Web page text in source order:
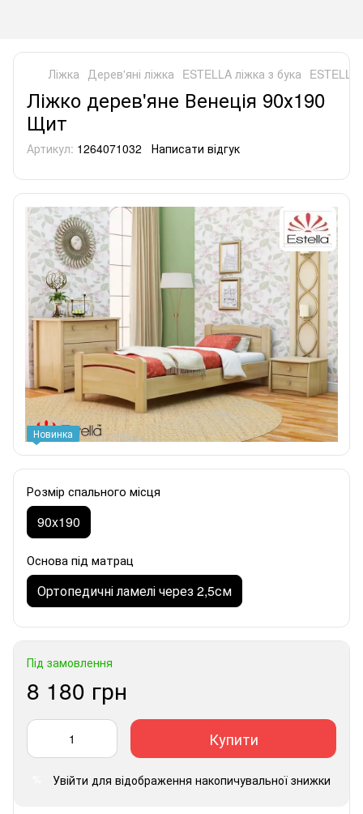
Ліжка Дерев'яні ліжка ESTELLA ліжка з бука
Ліжко дерев'яне Венеція 90х190
Щит
Артикул: 1264071032 Написати відгук
Новинка
Розмір спального місця
90x190
Основа під матрац
Ортопедичні ламелі через 2,5см
Під замовлення
8 180 грн
Купити
Увійти для відображення накопичувальної знижки